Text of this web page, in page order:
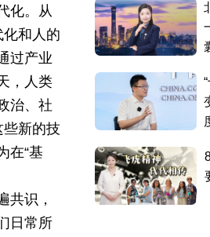
化。从
和人的
过产业
，人类
治、社
些新的技
在“基
共识，
日常所